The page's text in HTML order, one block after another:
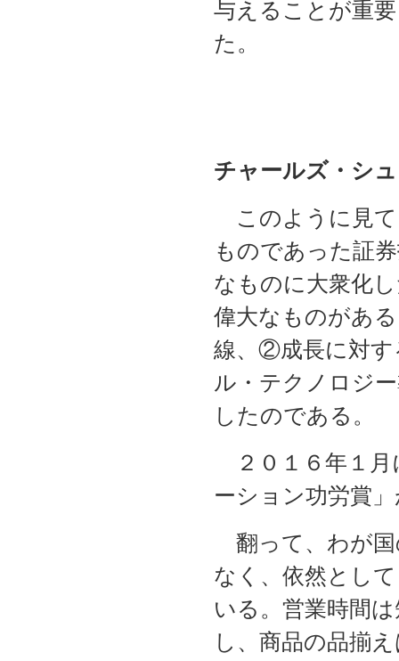
与えることが重
た。
チャールズ・シ
このように見て
ものであった証
なものに大衆化
偉大なものがあ
線、②成長に対
ル・テクノロジ
したのである。
２０１６年１月
ーション功労賞
翻って、わが国
なく、依然とし
いる。営業時間
し、商品の品揃